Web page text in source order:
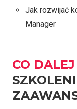
Jak rozwijać
Manager
CO DALEJ